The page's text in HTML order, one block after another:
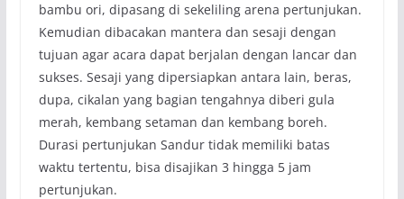
bambu ori, dipasang di sekeliling arena pertunjukan.
Kemudian dibacakan mantera dan sesaji dengan
tujuan agar acara dapat berjalan dengan lancar dan
sukses. Sesaji yang dipersiapkan antara lain, beras,
dupa, cikalan yang bagian tengahnya diberi gula
merah, kembang setaman dan kembang boreh.
Durasi pertunjukan Sandur tidak memiliki batas
waktu tertentu, bisa disajikan 3 hingga 5 jam
pertunjukan.